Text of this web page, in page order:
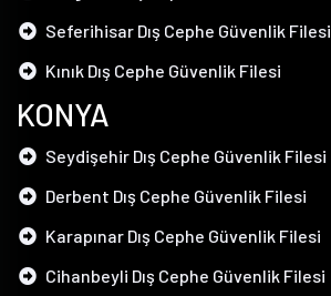
Seferihisar Dış Cephe Güvenlik Filesi
Kınık Dış Cephe Güvenlik Filesi
KONYA
Seydişehir Dış Cephe Güvenlik Filesi
Derbent Dış Cephe Güvenlik Filesi
Karapınar Dış Cephe Güvenlik Filesi
Cihanbeyli Dış Cephe Güvenlik Filesi